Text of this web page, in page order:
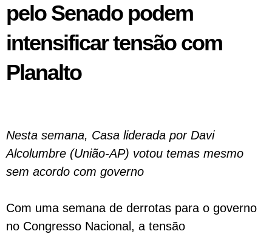
pelo Senado podem
intensificar tensão com
Planalto
Nesta semana, Casa liderada por Davi
Alcolumbre (União-AP) votou temas mesmo
sem acordo com governo
Com uma semana de derrotas para o governo
no Congresso Nacional, a tensão